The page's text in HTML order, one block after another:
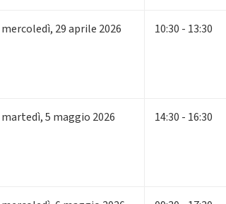
mercoledì, 29aprile 2026 10:30 - 13:30
martedì,5 maggio 2026 14:30 - 16:30